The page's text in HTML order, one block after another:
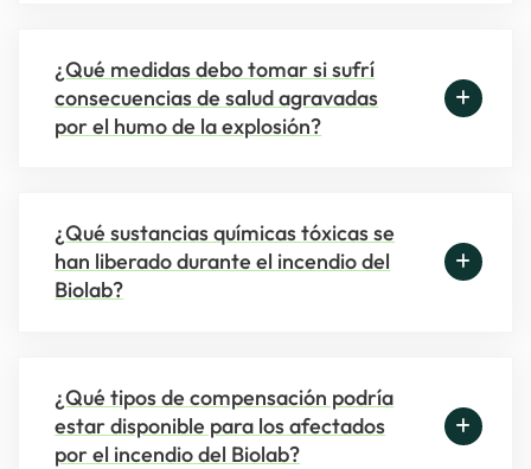
¿Qué medidas debo tomar si sufrí
consecuencias de salud agravadas
por el humo de la explosión?
¿Qué sustancias químicas tóxicas se
han liberado durante el incendio del
Biolab?
¿Qué tipos de compensación podría
estar disponible para los afectados
por el incendio del Biolab?